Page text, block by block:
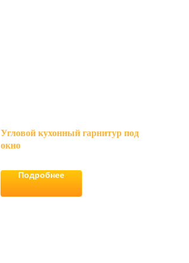
Угловой кухонный гарнитур под
окно
Подробнее